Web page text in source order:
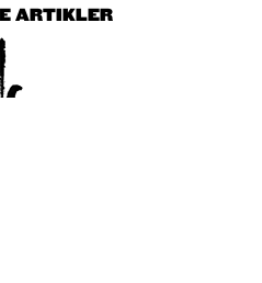
ARTIKLER